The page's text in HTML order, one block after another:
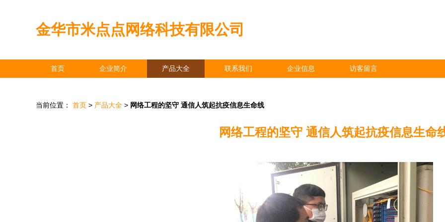
金华市米点点网络科技有限公司
首页 企业简介 产品大全 联系我们 企业信息 访客留言
当前位置： 首页 > 产品大全 > 网络工程的坚守 通信人筑起抗疫信息生命线
网络工程的坚守 通信人筑起抗疫信息生命